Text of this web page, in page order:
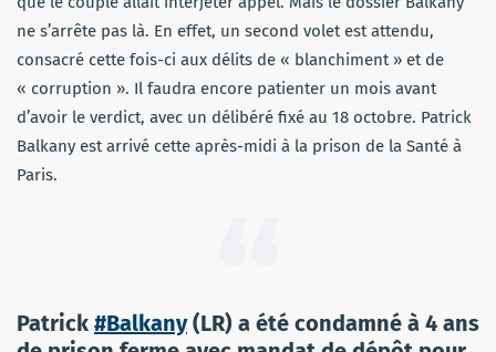
ne s’arrête pas là. En effet, un second volet est attendu,
consacré cette fois-ci aux délits de « blanchiment » et de
« corruption ». Il faudra encore patienter un mois avant
d’avoir le verdict, avec un délibéré fixé au 18 octobre. Patrick
Balkany est arrivé cette après-midi à la prison de la Santé à
Paris.
Patrick #Balkany(LR) a été condamné à 4 ans